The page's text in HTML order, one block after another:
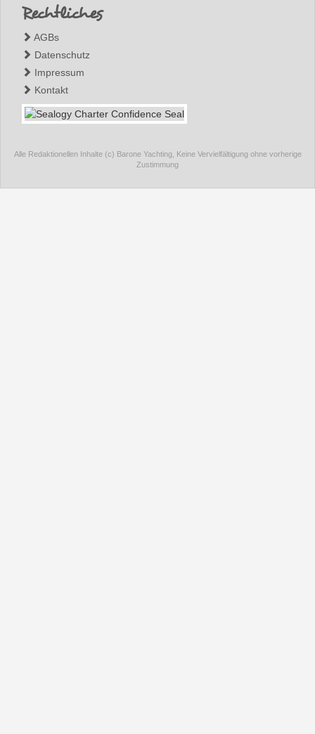
Rechtliches
AGBs
Datenschutz
Impressum
Kontakt
Alle Redaktionellen Inhalte (c) Barone Yachting, Keine Vervielfältigung ohne vorherige
Zustimmung